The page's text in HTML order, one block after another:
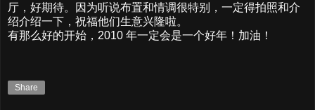
厅，好期待。因为听说布置和情调很特别，一定得拍照和介
绍介绍一下，祝福他们生意兴隆啦。
有那么好的开始，2010 年一定会是一个好年！加油！
Share